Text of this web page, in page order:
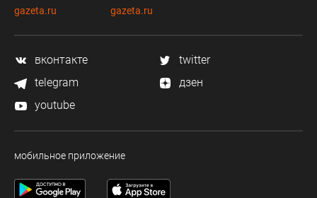
gazeta.ru
gazeta.ru
вконтакте
twitter
telegram
дзен
youtube
мобильное приложение